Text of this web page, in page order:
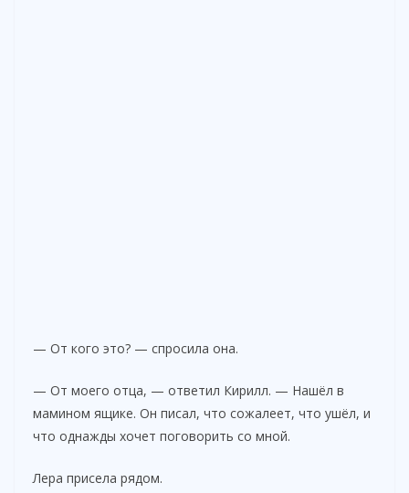
— От кого это? — спросила она.
— От моего отца, — ответил Кирилл. — Нашёл в
мамином ящике. Он писал, что сожалеет, что ушёл, и
что однажды хочет поговорить со мной.
Лера присела рядом.